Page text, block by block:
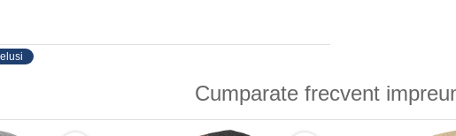
Cumparate frecvent